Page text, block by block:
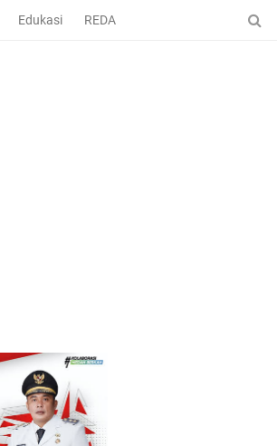
Edukasi REDAKSI